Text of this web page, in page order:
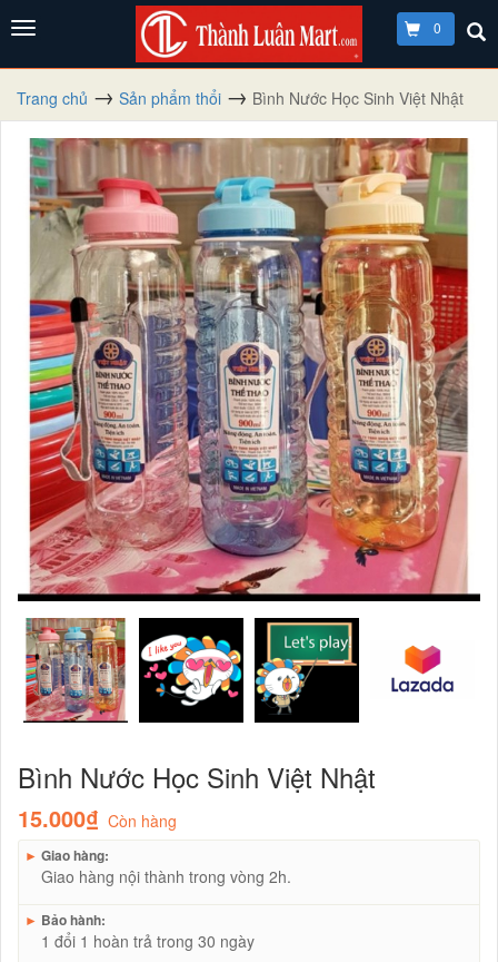
0
Trang chủ Sản phẩm thổi Bình Nước Học Sinh Việt Nhật
Bình Nước Học Sinh Việt Nhật
15.000₫ Còn hàng
► Giao hàng:
Giao hàng nội thành trong vòng 2h.
► Bảo hành:
1 đổi 1 hoàn trả trong 30 ngày